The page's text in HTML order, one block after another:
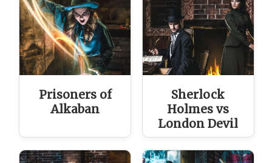
Prisoners of
Alkaban
Sherlock
Holmes vs
London Devil